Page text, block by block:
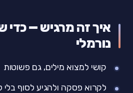
איך זה מרגיש —
נורמלי
קושי למצוא מילים, גם פשוטות
לקרוא פסקה ולהגיע לסוף